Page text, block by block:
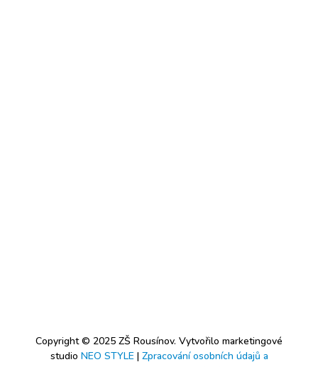
Copyright © 2025 ZŠ Rousínov. Vytvořilo marketingové
studio NEO STYLE | Zpracování osobních údajů a